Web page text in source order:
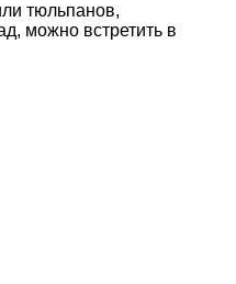
тюльпанов,
можно встретить в